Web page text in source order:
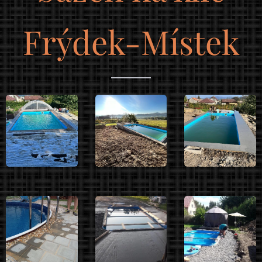
Frýdek-Místek